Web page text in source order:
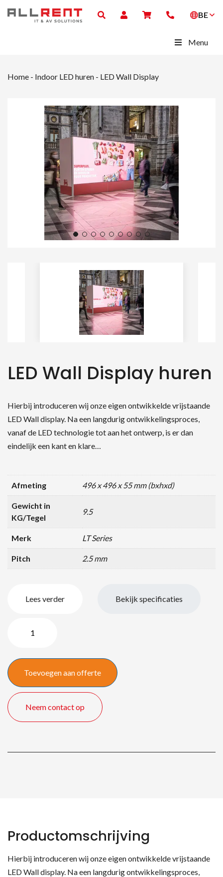
BE
Menu
Home - Indoor LED huren - LED Wall Display
LED Wall Display huren
Hierbij introduceren wij onze eigen ontwikkelde vrijstaande
LED Wall display. Na een langdurig ontwikkelingsproces,
vanaf de LED technologie tot aan het ontwerp, is er dan
eindelijk een kant en klare…
Afmeting 496 x 496 x 55 mm (bxhxd)
Gewicht in
KG/Tegel
9.5
Merk LT Series
Pitch 2.5 mm
Lees verder Bekijk specificaties
quantity
Toevoegen aan offerte
Neem contact op
Productomschrijving
Hierbij introduceren wij onze eigen ontwikkelde vrijstaande
LED Wall display. Na een langdurig ontwikkelingsproces,